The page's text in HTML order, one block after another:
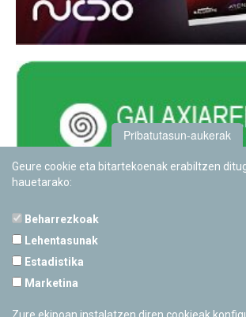
Pribatutasun-aukerak
Geure cookie eta bitartekoenak erabiltzen
hauetarako:
Beharrezkoak
Lehentasunak
Estadistika
Marketina